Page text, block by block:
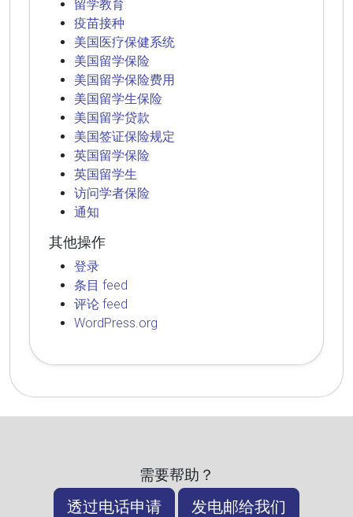
留学教育
疫苗接种
美国医疗保健系统
美国留学保险
美国留学保险费用
美国留学生保险
美国留学贷款
美国签证保险规定
英国留学保险
英国留学生
访问学者保险
通知
其他操作
登录
条目 feed
评论 feed
WordPress.org
需要帮助？
透过电话申请 发电邮给我们